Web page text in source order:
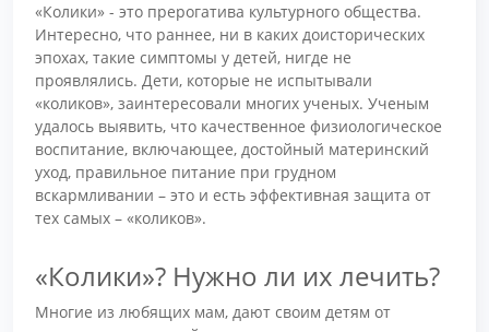
«Колики» - это прерогатива культурного общества.
Интересно, что раннее, ни в каких доисторических
эпохах, такие симптомы у детей, нигде не
проявлялись. Дети, которые не испытывали
«коликов», заинтересовали многих ученых. Ученым
удалось выявить, что качественное физиологическое
воспитание, включающее, достойный материнский
уход, правильное питание при грудном
вскармливании – это и есть эффективная защита от
тех самых – «коликов».
«Колики»? Нужно ли их лечить?
Многие из любящих мам, дают своим детям от